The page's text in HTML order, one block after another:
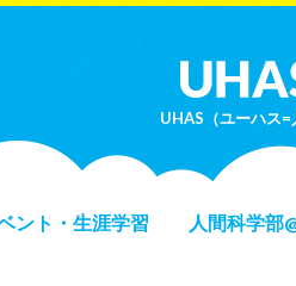
UHAS（ユーハス
ント・生涯学習 人間科学部